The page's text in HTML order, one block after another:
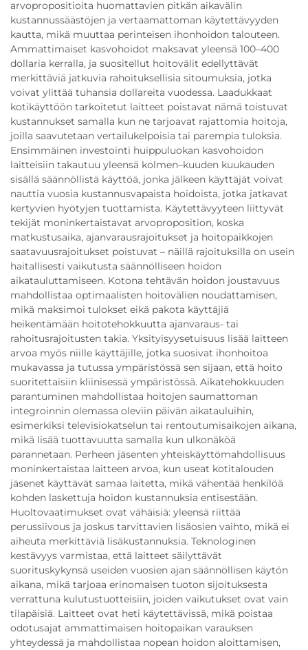
arvopropositioita huomattavien pitkän aikavälin
kustannussäästöjen ja vertaamattoman käytettävyyden
kautta, mikä muuttaa perinteisen ihonhoidon talouteen.
Ammattimaiset kasvohoidot maksavat yleensä 100–400
dollaria kerralla, ja suositellut hoitovälit edellyttävät
merkittäviä jatkuvia rahoituksellisia sitoumuksia, jotka
voivat ylittää tuhansia dollareita vuodessa. Laadukkaat
kotikäyttöön tarkoitetut laitteet poistavat nämä toistuvat
kustannukset samalla kun ne tarjoavat rajattomia hoitoja,
joilla saavutetaan vertailukelpoisia tai parempia tuloksia.
Ensimmäinen investointi huippuluokan kasvohoidon
laitteisiin takautuu yleensä kolmen–kuuden kuukauden
sisällä säännöllistä käyttöä, jonka jälkeen käyttäjät voivat
nauttia vuosia kustannusvapaista hoidoista, jotka jatkavat
kertyvien hyötyjen tuottamista. Käytettävyyteen liittyvät
tekijät moninkertaistavat arvoproposition, koska
matkustusaika, ajanvarausrajoitukset ja hoitopaikkojen
saatavuusrajoitukset poistuvat – näillä rajoituksilla on usein
haitallisesti vaikutusta säännölliseen hoidon
aikatauluttamiseen. Kotona tehtävän hoidon joustavuus
mahdollistaa optimaalisten hoitovälien noudattamisen,
mikä maksimoi tulokset eikä pakota käyttäjiä
heikentämään hoitotehokkuutta ajanvaraus- tai
rahoitusrajoitusten takia. Yksityisyysetuisuus lisää laitteen
arvoa myös niille käyttäjille, jotka suosivat ihonhoitoa
mukavassa ja tutussa ympäristössä sen sijaan, että hoito
suoritettaisiin kliinisessä ympäristössä. Aikatehokkuuden
parantuminen mahdollistaa hoitojen saumattoman
integroinnin olemassa oleviin päivän aikatauluihin,
esimerkiksi televisiokatselun tai rentoutumisaikojen aikana,
mikä lisää tuottavuutta samalla kun ulkonäköä
parannetaan. Perheen jäsenten yhteiskäyttömahdollisuus
moninkertaistaa laitteen arvoa, kun useat kotitalouden
jäsenet käyttävät samaa laitetta, mikä vähentää henkilöä
kohden laskettuja hoidon kustannuksia entisestään.
Huoltovaatimukset ovat vähäisiä: yleensä riittää
perussiivous ja joskus tarvittavien lisäosien vaihto, mikä ei
aiheuta merkittäviä lisäkustannuksia. Teknologinen
kestävyys varmistaa, että laitteet säilyttävät
suorituskykynsä useiden vuosien ajan säännöllisen käytön
aikana, mikä tarjoaa erinomaisen tuoton sijoituksesta
verrattuna kulutustuotteisiin, joiden vaikutukset ovat vain
tilapäisiä. Laitteet ovat heti käytettävissä, mikä poistaa
odotusajat ammattimaisen hoitopaikan varauksen
yhteydessä ja mahdollistaa nopean hoidon aloittamisen,